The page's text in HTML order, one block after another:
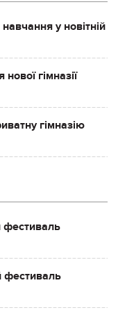
у новітній
гімназії
гімназію
фестиваль
фестиваль